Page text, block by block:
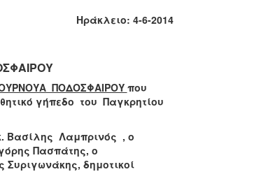
Ηράκλειο: 4-6-2014
ΠΟΔΟΣΦΑΙΡΟΥ που
γήπεδο του Παγκρητίου
Βασίλης Λαμπρινός , ο
Πασπάτης, ο
δημοτικοί